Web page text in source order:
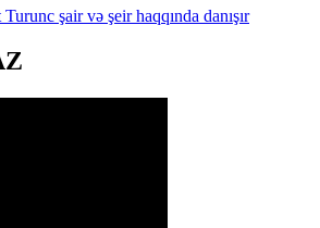
şair və şeir haqqında danışır